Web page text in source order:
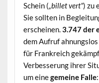
Schein ( „billet vert“) zu
Sie sollten in
erscheinen. 3.747 der
dem Aufruf
für Frankreich
Verbesserung ihrer
um einegemeine Falle